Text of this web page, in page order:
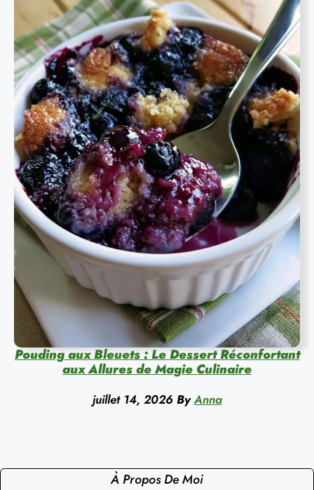
Pouding aux Bleuets : Le Dessert Réconfortant
aux Allures de Magie Culinaire
juillet 14, 2026 By Anna
À Propos De Moi